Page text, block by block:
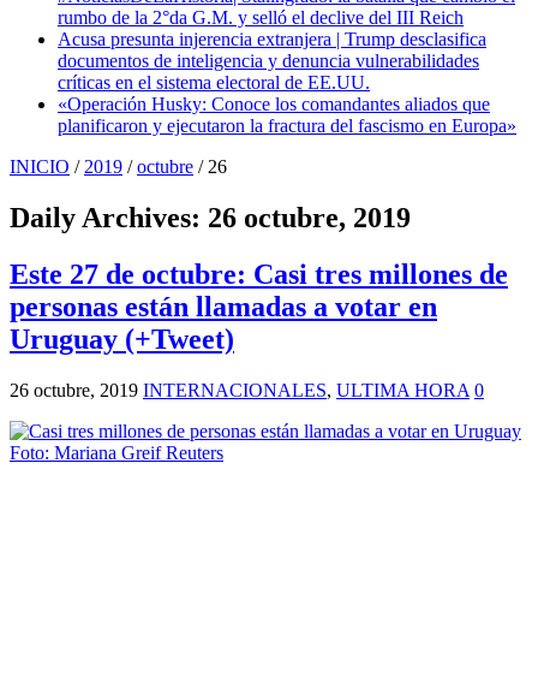
rumbo de la 2°da G.M. y selló el declive del III Reich
Acusa presunta injerencia extranjera | Trump desclasifica
documentos de inteligencia y denuncia vulnerabilidades
críticas en el sistema electoral de EE.UU.
«Operación Husky: Conoce los comandantes aliados que
planificaron y ejecutaron la fractura del fascismo en Europa»
INICIO / 2019 / octubre / 26
Daily Archives: 26 octubre, 2019
Este 27 de octubre: Casi tres millones de
personas están llamadas a votar en
Uruguay (+Tweet)
26 octubre, 2019 INTERNACIONALES, ULTIMA HORA 0